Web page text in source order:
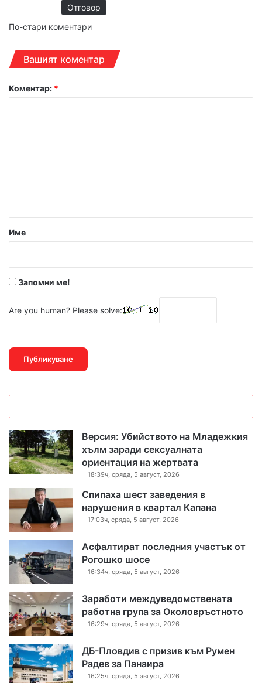
Отговор
Навигация
за
коментарите
По-стари коментари
Вашият коментар
Коментар: *
Име
Запомни ме!
Are you human? Please solve:
Версия: Убийството на Младежкия
хълм заради сексуалната
ориентация на жертвата
18:39ч, сряда, 5 август, 2026
Спипаха шест заведения в
нарушения в квартал Капана
17:03ч, сряда, 5 август, 2026
Асфалтират последния участък от
Рогошко шосе
16:34ч, сряда, 5 август, 2026
Заработи междуведомствената
работна група за Околовръстното
16:29ч, сряда, 5 август, 2026
ДБ-Пловдив с призив към Румен
Радев за Панаира
16:25ч, сряда, 5 август, 2026